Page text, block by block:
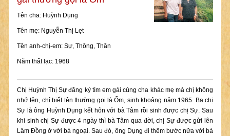
Tên cha: Huỳnh Dụng
Tên mẹ: Nguyễn Thị Lẹt
Tên anh-chị-em: Sự, Thông, Thân
Năm thất lạc: 1968
Chị Huỳnh Thị Sự đăng ký tìm em gái cùng cha khác mẹ mà chị không
nhớ tên, chỉ biết tên thường gọi là Ốm, sinh khoảng năm 1965. Ba chị
Sự là ông Huỳnh Dụng kết hôn với bà Tâm rồi sinh được chị Sự. Sau
khi sinh chị Sự được 4 ngày thì bà Tâm qua đời, chị Sự được gửi lên
Lâm Đồng ở với bà ngoại. Sau đó, ông Dụng đi thêm bước nữa với bà